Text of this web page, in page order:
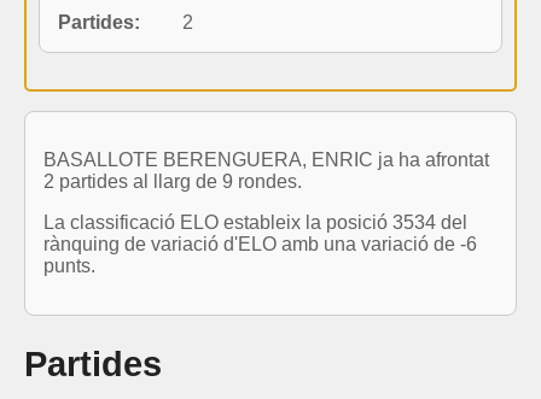
Partides:
2
BASALLOTE BERENGUERA, ENRIC ja ha afrontat
2 partides al llarg de 9 rondes.
La classificació ELO estableix la posició 3534 del
rànquing de variació d'ELO amb una variació de -6
punts.
Partides